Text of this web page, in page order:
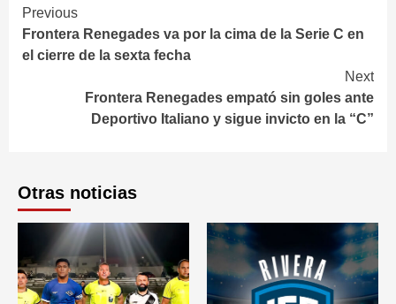
Continue
Reading
Previous
Frontera Renegades va por la cima de la Serie C en
el cierre de la sexta fecha
Next
Frontera Renegades empató sin goles ante
Deportivo Italiano y sigue invicto en la “C”
Otras noticias